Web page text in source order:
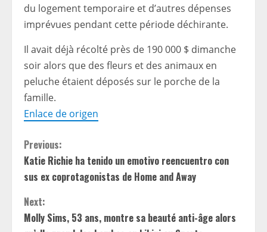
du logement temporaire et d’autres dépenses
imprévues pendant cette période déchirante.
Il avait déjà récolté près de 190 000 $ dimanche
soir alors que des fleurs et des animaux en
peluche étaient déposés sur le porche de la
famille.
Enlace de origen
C
o
n
t
Previous:
Katie Richie ha tenido un emotivo reencuentro con
sus ex coprotagonistas de Home and Away
Next:
Molly Sims, 53 ans, montre sa beauté anti-âge alors